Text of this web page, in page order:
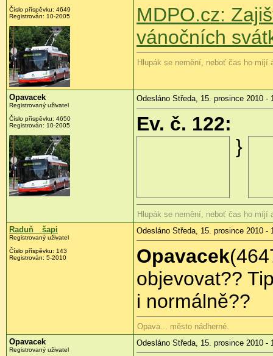
Číslo příspěvku: 4649
Registrován: 10-2005
MDPO.cz:
vánočních
Hlupák se nemění, neboť čas ho míjí
Opavacek
Registrovaný uživatel
Číslo příspěvku: 4650
Registrován: 10-2005
Odesláno Středa, 15. prosince 2010 -
Ev. č. 122:
}
Hlupák se nemění, neboť čas ho míjí
Raduň__šapi
Registrovaný uživatel
Číslo příspěvku: 143
Registrován: 5-2010
Odesláno Středa, 15. prosince 2010 -
Opavacek
objevovat??
i normálně??
Opava... město nádherné.
Opavacek
Registrovaný uživatel
Odesláno Středa, 15. prosince 2010 -